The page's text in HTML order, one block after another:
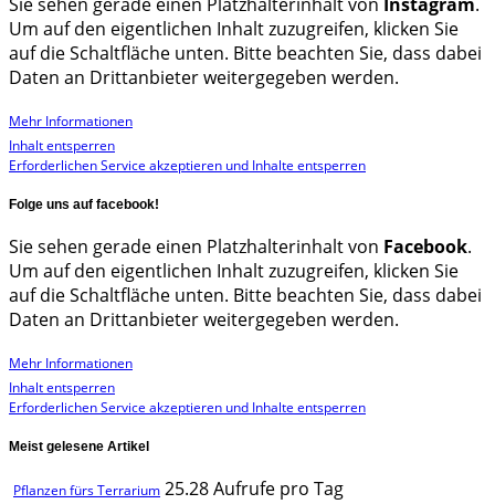
Um auf den eigentlichen Inhalt zuzugreifen, klicken Sie
auf die Schaltfläche unten. Bitte beachten Sie, dass dabei
Daten an Drittanbieter weitergegeben werden.
Mehr Informationen
Inhalt entsperren
Erforderlichen Service akzeptieren und Inhalte entsperren
Folge uns auf facebook!
Sie sehen gerade einen Platzhalterinhalt von Facebook.
Um auf den eigentlichen Inhalt zuzugreifen, klicken Sie
auf die Schaltfläche unten. Bitte beachten Sie, dass dabei
Daten an Drittanbieter weitergegeben werden.
Mehr Informationen
Inhalt entsperren
Erforderlichen Service akzeptieren und Inhalte entsperren
Meist gelesene Artikel
Pflanzen fürs Terrarium 25.28 Aufrufe pro Tag